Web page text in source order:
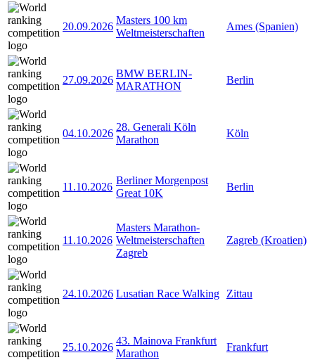
20.09.2026
Masters 100 km
Weltmeisterschaften
Ames (Spanien)
27.09.2026
BMW BERLIN-
MARATHON
Berlin
04.10.2026
28. Generali Köln
Marathon
Köln
11.10.2026
Berliner Morgenpost
Great 10K
Berlin
11.10.2026
Masters Marathon-
Weltmeisterschaften
Zagreb
Zagreb (Kroatien)
24.10.2026 Lusatian Race Walking Zittau
25.10.2026
43. Mainova Frankfurt
Marathon
Frankfurt